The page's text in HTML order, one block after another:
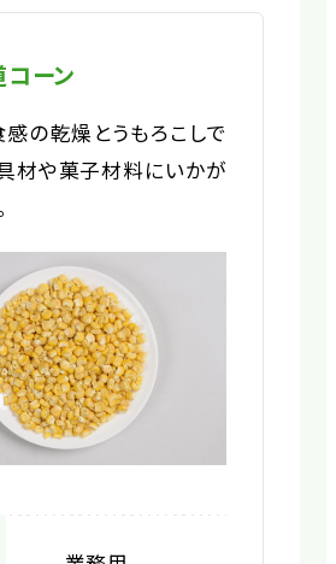
ーン
の乾燥とうもろこしで
材や菓子材料にいかが